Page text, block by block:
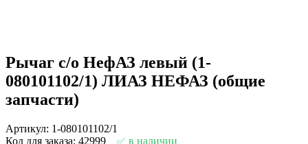
Рычаг с/о НефАЗ левый (1-
080101102/1) ЛИАЗ НЕФАЗ (общие
запчасти)
Артикул: 1-080101102/1
Код для заказа: 42999
в наличии